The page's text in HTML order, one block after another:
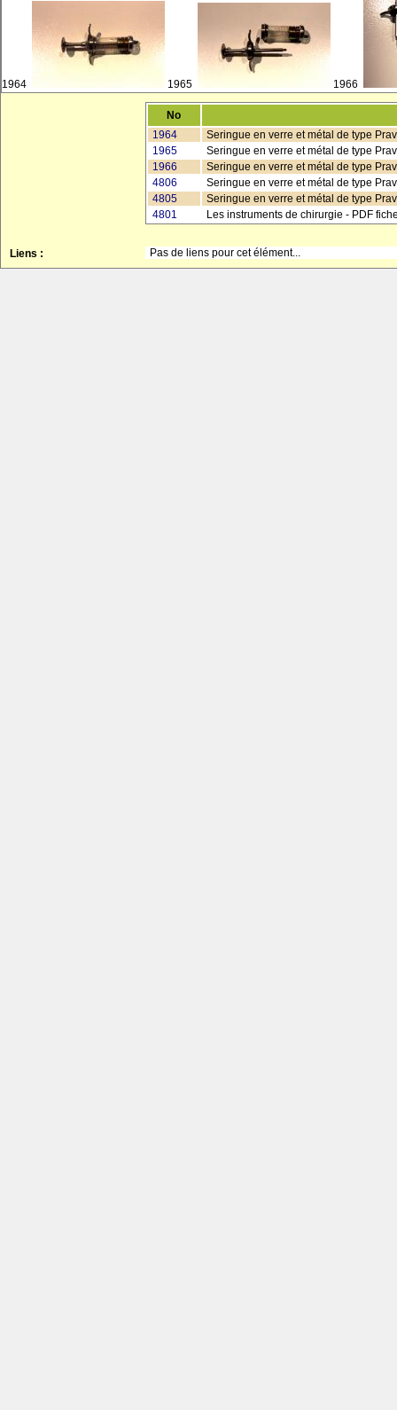
1964 1965 1966
No
1964
Seringue en verre et métal de type
1965
Seringue en verre et métal de type
1966
Seringue en verre et métal de type
4806
Seringue en verre et métal de type
4805
Seringue en verre et métal de type
4801
Les instruments de chirurgie - PDF
Liens : Pas de liens pour cet élément...